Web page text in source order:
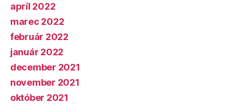
apríl 2022
marec 2022
február 2022
január 2022
december 2021
november 2021
október 2021